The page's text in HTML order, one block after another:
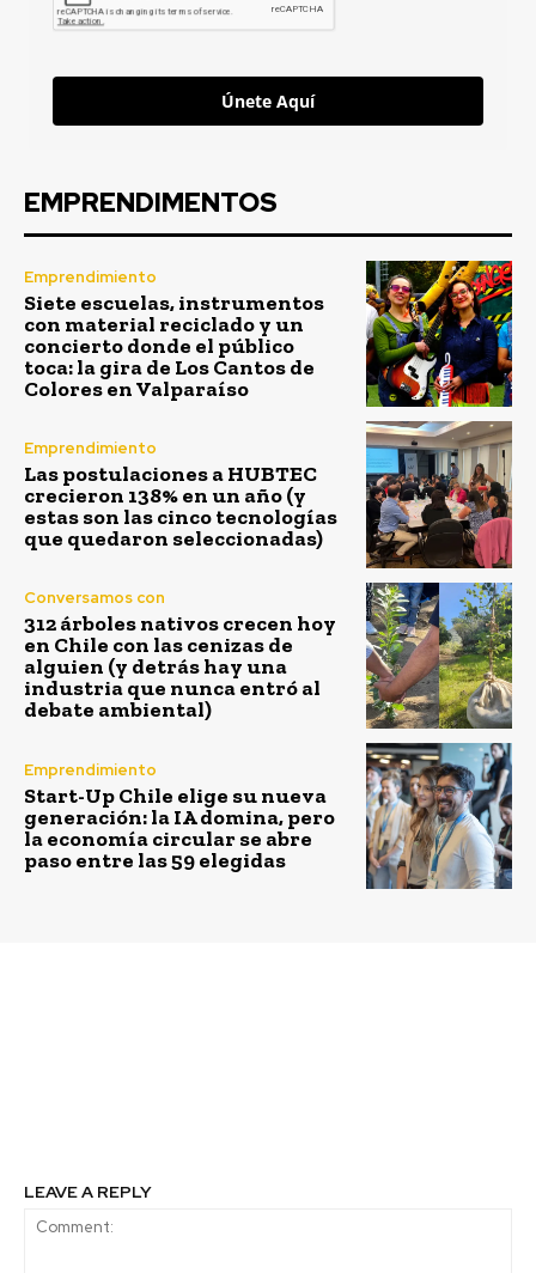
Únete Aquí
EMPRENDIMENTOS
Emprendimiento
Siete escuelas, instrumentos
con material reciclado y un
concierto donde el público
toca: la gira de Los Cantos de
Colores en Valparaíso
Emprendimiento
Las postulaciones a HUBTEC
crecieron 138% en un año (y
estas son las cinco tecnologías
que quedaron seleccionadas)
Conversamos con
312 árboles nativos crecen hoy
en Chile con las cenizas de
alguien (y detrás hay una
industria que nunca entró al
debate ambiental)
Emprendimiento
Start-Up Chile elige su nueva
generación: la IA domina, pero
la economía circular se abre
paso entre las 59 elegidas
LEAVE A REPLY